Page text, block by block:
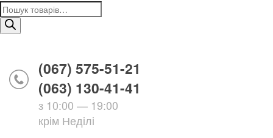
Пошук
товарів
(067) 575-51-21
(063) 130-41-41
з 10:00 — 19:00
крім Неділі